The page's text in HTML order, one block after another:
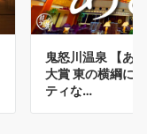
鬼怒川温泉 【あ
大賞 東の横綱に
ティな…